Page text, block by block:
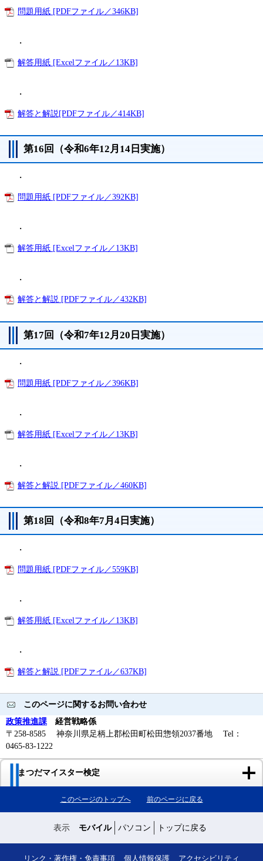
問題用紙 [PDFファイル／346KB]
・
解答用紙 [Excelファイル／13KB]
・
解答と解説[PDFファイル／414KB]
第16回（令和6年12月14日実施）
・
問題用紙 [PDFファイル／392KB]
・
解答用紙 [Excelファイル／13KB]
・
解答と解説 [PDFファイル／432KB]
第17回（令和7年12月20日実施）
・
問題用紙 [PDFファイル／396KB]
・
解答用紙 [Excelファイル／13KB]
・
解答と解説 [PDFファイル／460KB]
第18回（令和8年7月4日実施）
・
問題用紙 [PDFファイル／559KB]
・
解答用紙 [Excelファイル／13KB]
・
解答と解説 [PDFファイル／637KB]
このページに関するお問い合わせ
政策推進課経営戦略係
〒258-8585 神奈川県足柄上郡松田町松田惣領2037番地 Tel：
0465-83-1222
まつだマイスター検定
このページのトップへ 前のページに戻る
表示 モバイル パソコン トップに戻る
リンク・著作権・免責事項 個人情報保護 アクセシビリティ